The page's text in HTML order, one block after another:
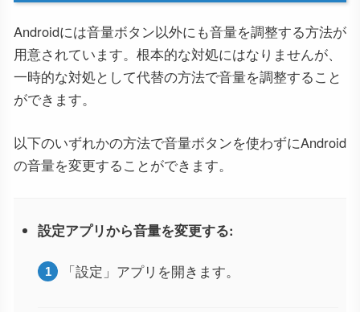
Androidには音量ボタン以外にも音量を調整する方法が
用意されています。根本的な対処にはなりませんが、
一時的な対処として代替の方法で音量を調整すること
ができます。
以下のいずれかの方法で音量ボタンを使わずにAndroid
の音量を変更することができます。
設定アプリから音量を変更する:
「設定」アプリを開きます。